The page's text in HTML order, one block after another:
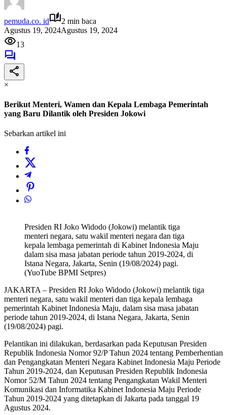
pemuda.co. id
2 min baca
Agustus 19, 2024Agustus 19, 2024
13
×
Berikut Menteri, Wamen dan Kepala Lembaga Pemerintah
yang Baru Dilantik oleh Presiden Jokowi
Sebarkan artikel ini
Presiden RI Joko Widodo (Jokowi) melantik tiga
menteri negara, satu wakil menteri negara dan tiga
kepala lembaga pemerintah di Kabinet Indonesia Maju
dalam sisa masa jabatan periode tahun 2019-2024, di
Istana Negara, Jakarta, Senin (19/08/2024) pagi.
(YuoTube BPMI Setpres)
JAKARTA – Presiden RI Joko Widodo (Jokowi) melantik tiga
menteri negara, satu wakil menteri dan tiga kepala lembaga
pemerintah Kabinet Indonesia Maju, dalam sisa masa jabatan
periode tahun 2019-2024, di Istana Negara, Jakarta, Senin
(19/08/2024) pagi.
Pelantikan ini dilakukan, berdasarkan pada Keputusan Presiden
Republik Indonesia Nomor 92/P Tahun 2024 tentang Pemberhentian
dan Pengangkatan Menteri Negara Kabinet Indonesia Maju Periode
Tahun 2019-2024, dan Keputusan Presiden Republik Indonesia
Nomor 52/M Tahun 2024 tentang Pengangkatan Wakil Menteri
Komunikasi dan Informatika Kabinet Indonesia Maju Periode
Tahun 2019-2024 yang ditetapkan di Jakarta pada tanggal 19
Agustus 2024.